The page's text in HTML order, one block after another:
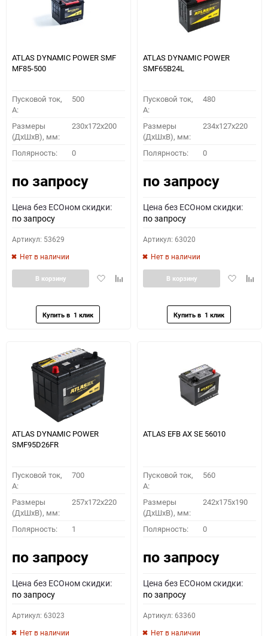
ATLAS DYNAMIC POWER SMF
MF85-500
Пусковой ток,
A:
500
Размеры
(ДхШхВ), мм:
230x172x200
Полярность: 0
по запросу
Цена без ECOном скидки:
по запросу
Артикул: 53629
Нет в наличии
ДобавитьДобавить
В корзину
ATLAS DYNAMIC POWER
SMF65B24L
Пусковой ток,
A:
480
Размеры
(ДхШхВ), мм:
234x127x220
Полярность: 0
по запросу
Цена без ECOном скидки:
по запросу
Артикул: 63020
Нет в наличии
Добавить
В корзину
ATLAS DYNAMIC POWER
SMF95D26FR
Пусковой ток,
A:
700
Размеры
(ДхШхВ), мм:
257x172x220
Полярность: 1
по запросу
Цена без ECOном скидки:
по запросу
Артикул: 63023
Нет в наличии
ATLAS EFB AX SE 56010
Пусковой ток,
A:
560
Размеры
(ДхШхВ), мм:
242x175x190
Полярность: 0
по запросу
Цена без ECOном скидки:
по запросу
Артикул: 63360
Нет в наличии